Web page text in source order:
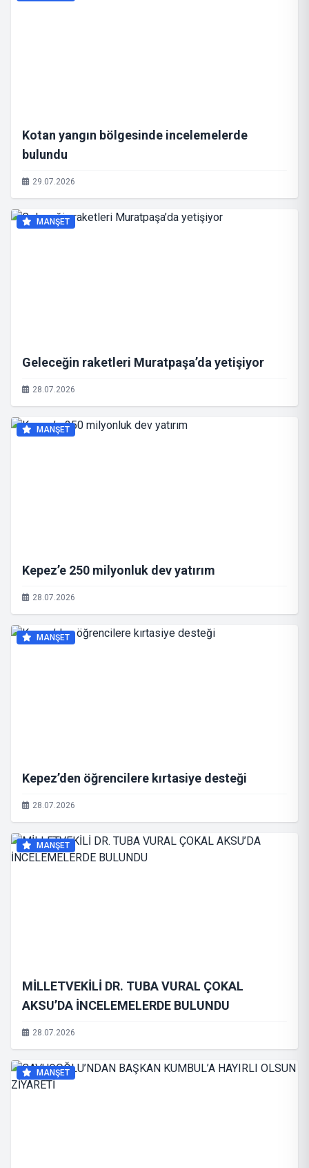
Kotan yangın bölgesinde incelemelerde
bulundu
29.07.2026
MANŞET
Geleceğin raketleri Muratpaşa’da yetişiyor
28.07.2026
MANŞET
Kepez’e 250 milyonluk dev yatırım
28.07.2026
MANŞET
Kepez’den öğrencilere kırtasiye desteği
28.07.2026
MANŞET
MİLLETVEKİLİ DR. TUBA VURAL ÇOKAL
AKSU’DA İNCELEMELERDE BULUNDU
28.07.2026
MANŞET